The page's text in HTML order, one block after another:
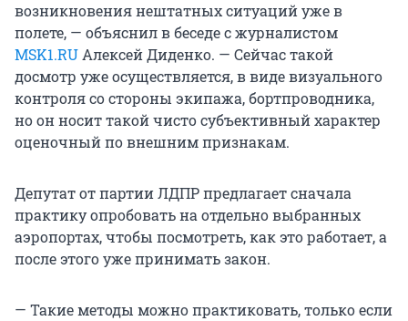
возникновения нештатных ситуаций уже в
полете, — объяснил в беседе с журналистом
MSK1.RUАлексей Диденко. — Сейчас такой
досмотр уже осуществляется, в виде визуального
контроля со стороны экипажа, бортпроводника,
но он носит такой чисто субъективный характер
оценочный по внешним признакам.
Депутат от партии ЛДПР предлагает сначала
практику опробовать на отдельно выбранных
аэропортах, чтобы посмотреть, как это работает, а
после этого уже принимать закон.
— Такие методы можно практиковать, только если